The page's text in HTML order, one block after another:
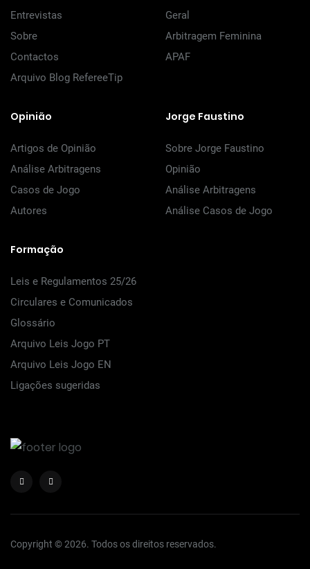
Entrevistas
Sobre
Contactos
Arquivo Blog RefereeTip
Geral
Arbitragem Feminina
APAF
Opinião
Artigos de Opinião
Análise Arbitragens
Casos de Jogo
Autores
Jorge Faustino
Sobre Jorge Faustino
Opinião
Análise Arbitragens
Análise Casos de Jogo
Formação
Leis e Regulamentos 25/26
Circulares e Comunicados
Glossário
Arquivo Leis Jogo PT
Arquivo Leis Jogo EN
Ligações sugeridas
Copyright © 2026. Todos os direitos reservados.